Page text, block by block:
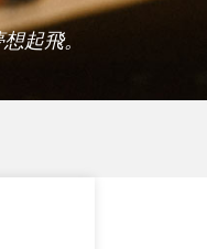
起飛。